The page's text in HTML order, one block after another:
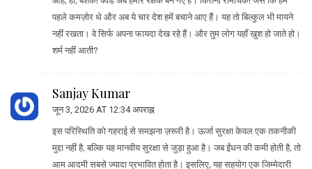
पहले कमज़ोर थे और अब ये चार देश हमें बचाने आए हैं। यह तो बिल्कुल भी मायने
नहीं रखता। वे सिर्फ अपना फायदा देख रहे हैं। और तुम लोग यहाँ खुश हो जाते हो।
शर्म नहीं आती?
Sanjay Kumar
जून 3, 2026 AT 12:34 अपराह्न
इस परिस्थिति को गहराई से समझना ज़रूरी है। ऊर्जा सुरक्षा केवल एक तकनीकी
मुद्दा नहीं है, बल्कि यह मानवीय सुरक्षा से जुड़ा हुआ है। जब ईंधन की कमी होती है, तो
आम आदमी सबसे ज्यादा प्रभावित होता है। इसलिए, यह सहयोग एक जिम्मेदारी